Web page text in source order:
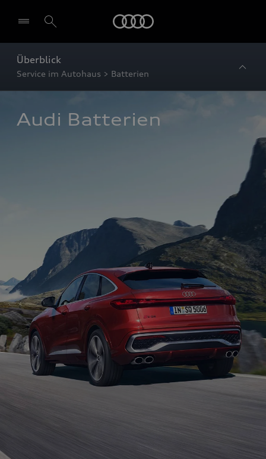
Überblick
Service im Autohaus > Batterien
Audi Batterien